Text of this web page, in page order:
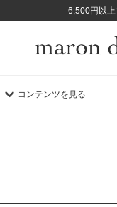
6,500円以
コンテンツを見る